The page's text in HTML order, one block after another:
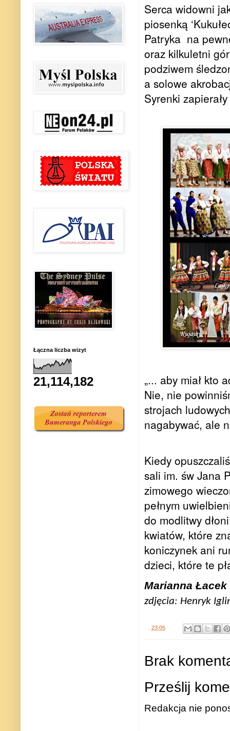
Serca widowni
piosenką
Patryka na
oraz kilkuletni
podziwem
a solowe
Syrenki
„... aby miał kto
Nie, nie
strojach
nagabywać, ale
Kiedy
sali im. św Jana
zimowego
pełnym
do modlitwy
kwiatów, które
koniczynek ani
dzieci, które te
Marianna Łacek
zdjęcia: Henryk
23:05
Brak
Prześlij
Redakcja nie
Łączna liczba wizyt
21,114,182